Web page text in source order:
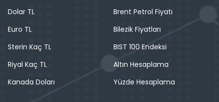
Dolar TL
Euro TL
Sterin Kaç TL
Riyal Kaç TL
Kanada Doları
Brent Petrol Fiyatı
Bilezik Fiyatları
BIST 100 Endeksi
Altın Hesaplama
Yüzde Hesaplama